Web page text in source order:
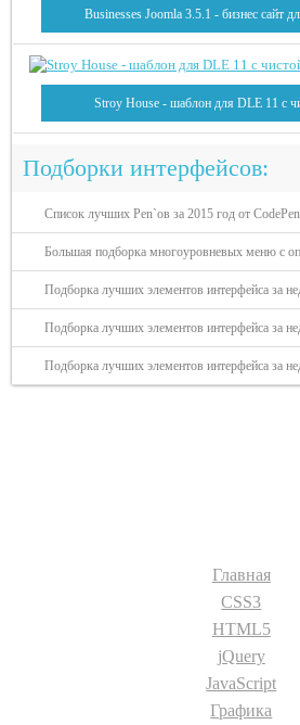
Businesses Joomla 3.5.1 - бизнес сайт
Stroy House - шаблон для DLE 11 с
Подборки интерфейсов:
Список лучших Pen`ов за 2015 год от CodePen
Большая подборка многоуровневых меню с
Подборка лучших элементов интерфейса за
Подборка лучших элементов интерфейса за
Подборка лучших элементов интерфейса за
Главная
CSS3
HTML5
jQuery
JavaScript
Графика